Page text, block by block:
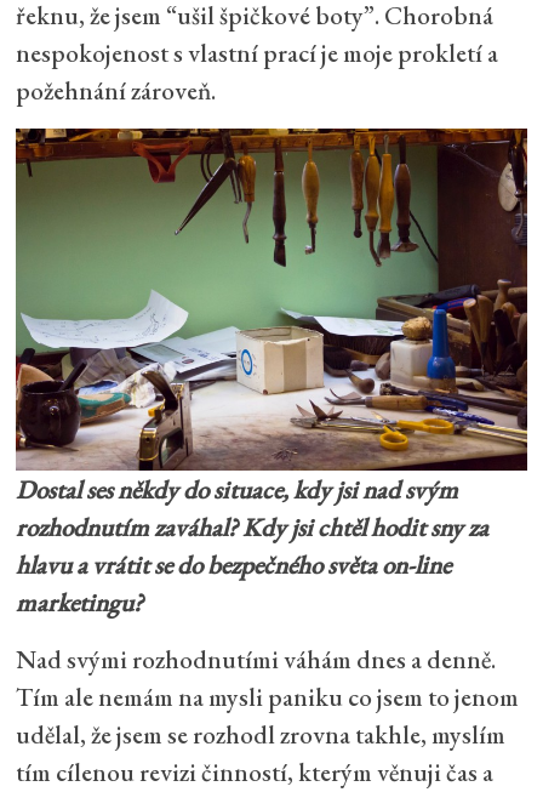
řeknu, že jsem “ušil špičkové boty”. Chorobná
nespokojenost s vlastní prací je moje prokletí a
požehnání zároveň.
Dostal ses někdy do situace, kdy jsi nad svým
rozhodnutím zaváhal? Kdy jsi chtěl hodit sny za
hlavu a vrátit se do bezpečného světa on-line
marketingu?
Nad svými rozhodnutími váhám dnes a denně.
Tím ale nemám na mysli paniku co jsem to jenom
udělal, že jsem se rozhodl zrovna takhle, myslím
tím cílenou revizi činností, kterým věnuji čas a